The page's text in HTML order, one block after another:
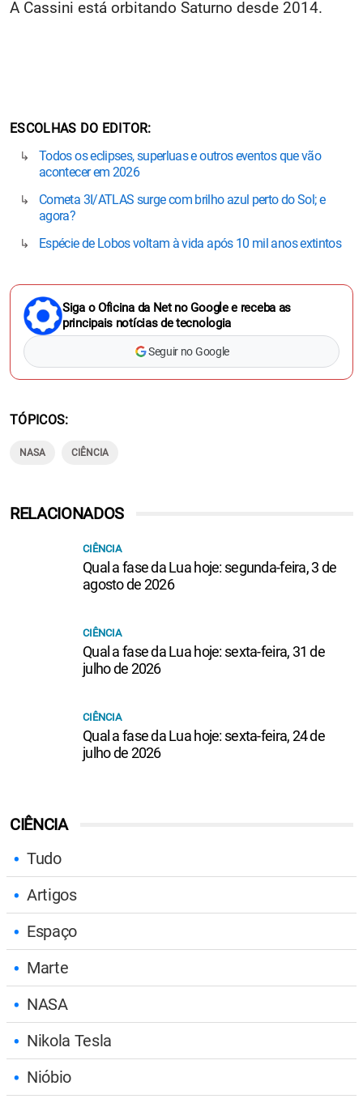
A Cassini está orbitando Saturno desde 2014.
ESCOLHAS DO EDITOR
Todos os eclipses, superluas e outros eventos que vão
acontecer em 2026
Cometa 3I/ATLAS surge com brilho azul perto do Sol; e
agora?
Espécie de Lobos voltam à vida após 10 mil anos extintos
Siga o Oficina da Net no Google e receba as
principais notícias de tecnologia
Seguir no Google
TÓPICOS
NASA CIÊNCIA
CIÊNCIA
Tudo
Artigos
Espaço
Marte
NASA
Nikola Tesla
Nióbio
RELACIONADOS
CIÊNCIA
Qual a fase da Lua hoje: segunda-feira, 3 de
agosto de 2026
CIÊNCIA
Qual a fase da Lua hoje: sexta-feira, 31 de
julho de 2026
CIÊNCIA
Qual a fase da Lua hoje: sexta-feira, 24 de
julho de 2026